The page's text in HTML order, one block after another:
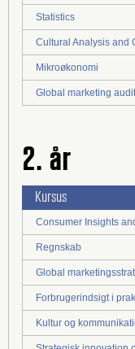
Statistics
Cultural Analysis and
Mikroøkonomi
Global marketing audit
2. år
Kursus
Consumer Insights
Regnskab
Global
Forbrugerindsigt i
Kultur og